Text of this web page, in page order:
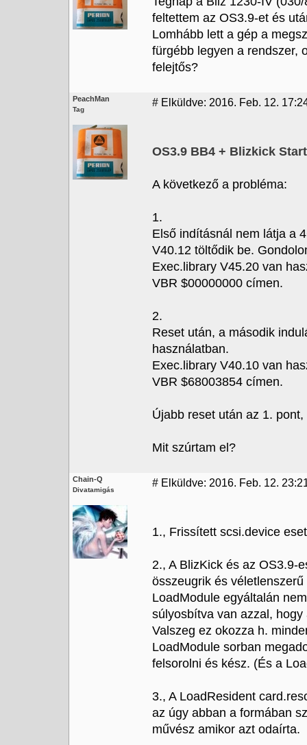
feltettem az OS3.9-et és
Lomhább lett a gép a
fürgébb legyen a rendszer,
felejtős?
PeachMan
Tag
# Elküldve: 2016. Feb. 12.
OS3.9 BB4 + Blizkick
A következő a probléma:
1.
Első indításnál nem látja a
V40.12 töltődik be.
Exec.library V45.20 van
VBR $00000000 címen.
2.
Reset után, a második
használatban.
Exec.library V40.10 van
VBR $68003854 címen.
Újabb reset után az 1.
Mit szúrtam el?
Chain-Q
Divatamigás
# Elküldve: 2016. Feb. 12.
1., Frissített scsi.device
2., A BlizKick és az OS3.9-
összeugrik és
LoadModule egyáltalán
súlyosbítva van azzal,
Valszeg ez okozza h.
LoadModule sorban
felsorolni és kész. (És a
3., A LoadResident
az úgy abban a formában
művész amikor azt odaírta.